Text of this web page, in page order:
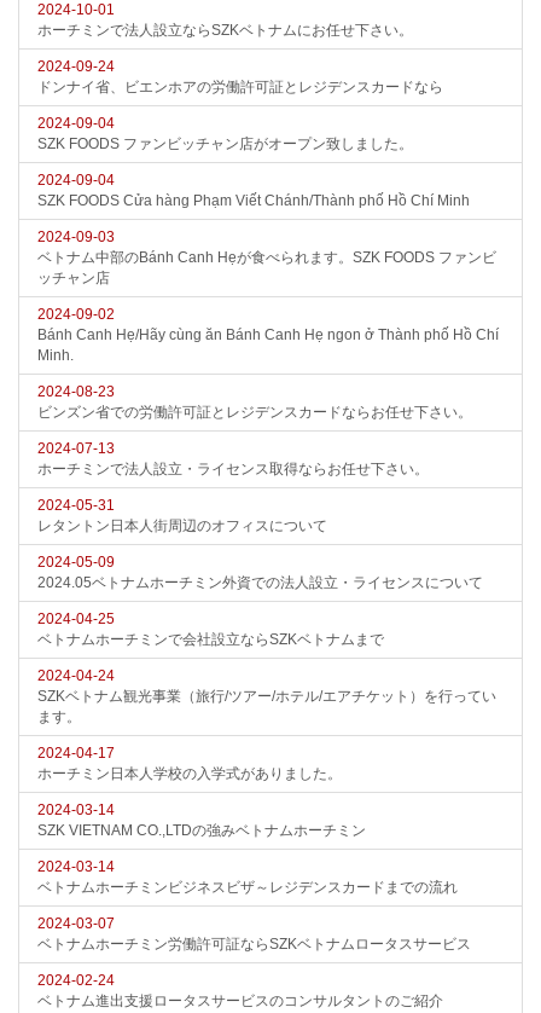
2024-10-01
ホーチミンで法人設立ならSZKベトナムにお任せ下さい。
2024-09-24
ドンナイ省、ビエンホアの労働許可証とレジデンスカードなら
2024-09-04
SZK FOODS ファンビッチャン店がオープン致しました。
2024-09-04
SZK FOODS Cửa hàng Phạm Viết Chánh/Thành phố Hồ Chí Minh
2024-09-03
ベトナム中部のBánh Canh Hẹが食べられます。SZK FOODS ファンビ
ッチャン店
2024-09-02
Bánh Canh Hẹ/Hãy cùng ăn Bánh Canh Hẹ ngon ở Thành phố Hồ Chí
Minh.
2024-08-23
ビンズン省での労働許可証とレジデンスカードならお任せ下さい。
2024-07-13
ホーチミンで法人設立・ライセンス取得ならお任せ下さい。
2024-05-31
レタントン日本人街周辺のオフィスについて
2024-05-09
2024.05ベトナムホーチミン外資での法人設立・ライセンスについて
2024-04-25
ベトナムホーチミンで会社設立ならSZKベトナムまで
2024-04-24
SZKベトナム観光事業（旅行/ツアー/ホテル/エアチケット）を行ってい
ます。
2024-04-17
ホーチミン日本人学校の入学式がありました。
2024-03-14
SZK VIETNAM CO.,LTDの強みベトナムホーチミン
2024-03-14
ベトナムホーチミンビジネスビザ～レジデンスカードまでの流れ
2024-03-07
ベトナムホーチミン労働許可証ならSZKベトナムロータスサービス
2024-02-24
ベトナム進出支援ロータスサービスのコンサルタントのご紹介